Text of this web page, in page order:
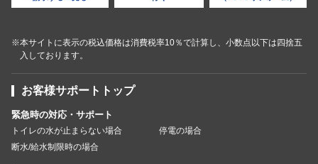
※本サイトに表示の税込価格は消費税率10％で計算し、小数点以下は四捨五
入しております。
お客様サポートトップ
緊急時の対応・サポート
トイレの水が止まらない場合
停電の場合
断水/給水制限時の場合